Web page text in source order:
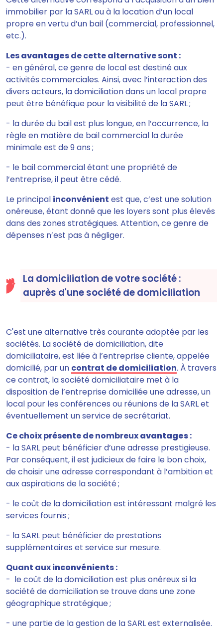
immobilier par la SARL ou à la location d’un local
propre en vertu d’un bail (commercial, professionnel,
etc.).
Lesavantagesde cette alternative sont :
- en général, ce genre de local est destiné aux
activités commerciales. Ainsi, avec l’interaction des
divers acteurs, la domiciliation dans un local propre
peut être bénéfique pour la visibilité de la SARL ;
- ladurée du bail est plus longue, en l’occurrence, la
règle en matière de bail commercial la durée
minimale est de 9 ans ;
- le bail commercial étant une propriété de
l’entreprise, il peut être cédé.
Le principal inconvénient est que,c’est une solution
onéreuse, étant donné que les loyers sont plus élevés
dans des zones stratégiques. Attention, ce genre de
dépenses n’est pas à négliger.
La domiciliation de votre société :
auprès d'une société de domiciliation
C'est une alternative très couranteadoptée par les
sociétés. La société de domiciliation, dite
domiciliataire, est liée à l’entreprise cliente, appelée
domicilié, par un contrat de domiciliation. À travers
ce contrat, la société domiciliataire met à la
disposition de l’entreprise domiciliée une adresse, un
local pour les conférences ou réunions de la SARL et
éventuellement un service de secrétariat.
Ce choix présente denombreuxavantages:
- la SARL peut bénéficier d’une adresse prestigieuse.
Par conséquent, il est judicieux de faire le bon choix,
de choisir une adresse correspondant à l’ambition et
aux aspirations de la société ;
- le coût de la domiciliation est intéressant malgré les
services fournis ;
- la SARL peut bénéficier de prestations
supplémentaires et service sur mesure.
Quant auxinconvénients:
- le coût de la domiciliation est plus onéreux si la
société de domiciliation se trouve dans une zone
géographique stratégique ;
- une partie de la gestion de la SARL est externalisée.